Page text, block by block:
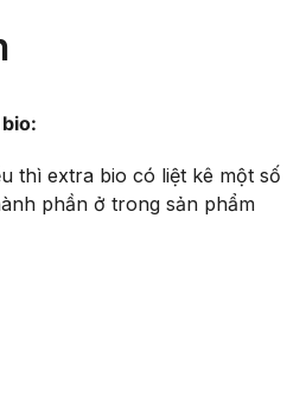
thì extra bio có liệt kê một số
phần ở trong sản phẩm